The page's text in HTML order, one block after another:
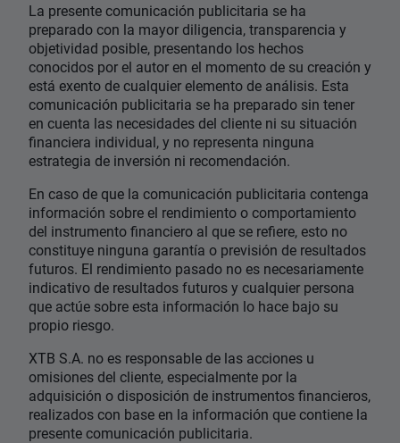
La presente comunicación publicitaria se ha
preparado con la mayor diligencia, transparencia y
objetividad posible, presentando los hechos
conocidos por el autor en el momento de su creación y
está exento de cualquier elemento de análisis. Esta
comunicación publicitaria se ha preparado sin tener
en cuenta las necesidades del cliente ni su situación
financiera individual, y no representa ninguna
estrategia de inversión ni recomendación.
En caso de que la comunicación publicitaria contenga
información sobre el rendimiento o comportamiento
del instrumento financiero al que se refiere, esto no
constituye ninguna garantía o previsión de resultados
futuros. El rendimiento pasado no es necesariamente
indicativo de resultados futuros y cualquier persona
que actúe sobre esta información lo hace bajo su
propio riesgo.
XTB S.A. no es responsable de las acciones u
omisiones del cliente, especialmente por la
adquisición o disposición de instrumentos financieros,
realizados con base en la información que contiene la
presente comunicación publicitaria.